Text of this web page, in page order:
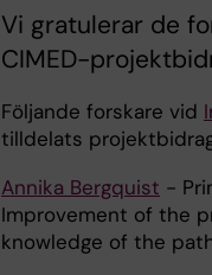
Vi gratulerar de
CIMED-
Följande forskare vid
tilldelats
Annika Bergquist -
Improvement of the
knowledge of the